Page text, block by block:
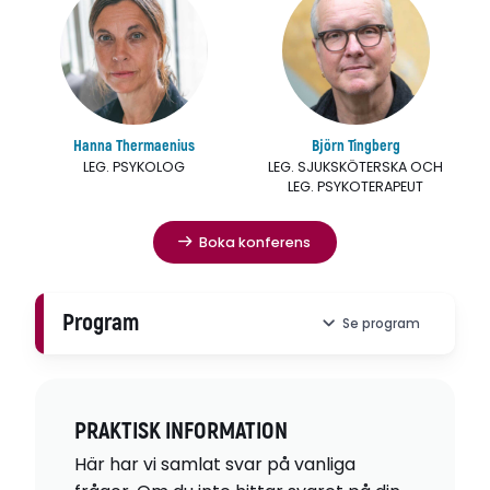
Hanna Thermaenius
LEG. PSYKOLOG
Björn Tingberg
LEG. SJUKSKÖTERSKA OCH
LEG. PSYKOTERAPEUT
Boka konferens
Program Se program
fritt bland föreläsningarna och titta när
du vill samt så många gånger du vill.
PRAKTISK INFORMATION
Här har vi samlat svar påvanliga